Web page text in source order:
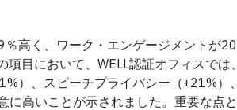
高く、ワーク・エンゲージメントが
目において、WELL認証オフィスでは
）、スピーチプライバシー（+21%）
に高いことが示されました。重要な点